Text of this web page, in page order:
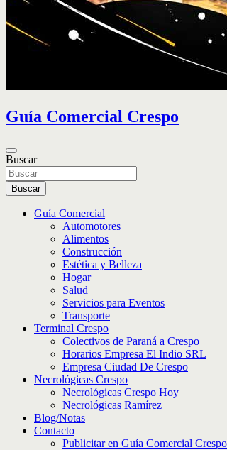
Guía Comercial Crespo
Buscar
Buscar
Guía Comercial
Automotores
Alimentos
Construcción
Estética y Belleza
Hogar
Salud
Servicios para Eventos
Transporte
Terminal Crespo
Colectivos de Paraná a Crespo
Horarios Empresa El Indio SRL
Empresa Ciudad De Crespo
Necrológicas Crespo
Necrológicas Crespo Hoy
Necrológicas Ramírez
Blog/Notas
Contacto
Publicitar en Guía Comercial Crespo